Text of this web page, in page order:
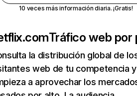
10 veces más información diaria. ¡Gratis!
Tráfico web por
la distribución global de
web de tu competencia y
a aprovechar los